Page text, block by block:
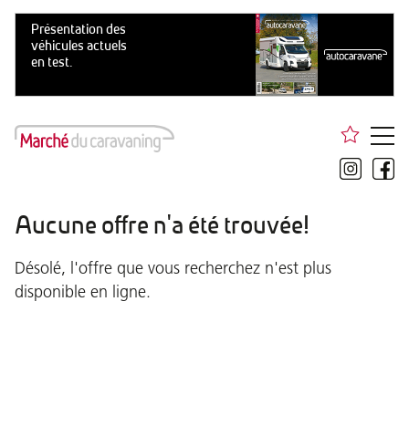
Aucune offre n'a été trouvée!
Désolé, l'offre que vous recherchez n'est plus
disponible en ligne.